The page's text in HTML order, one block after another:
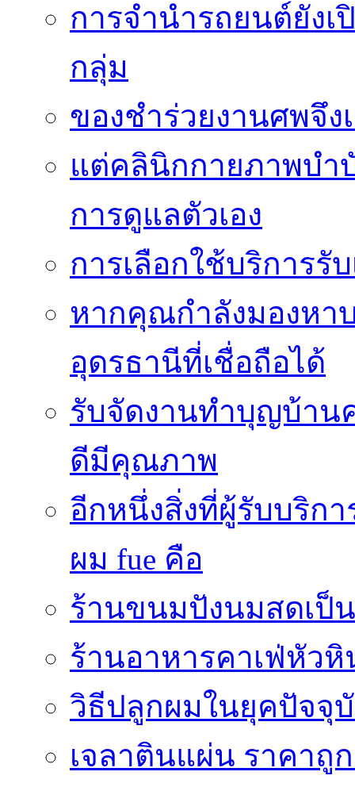
การจำนำรถยนต์ยัง
กลุ่ม
ของชำร่วยงานศพจึ
แต่คลินิกกายภาพบำ
การดูแลตัวเอง
การเลือกใช้บริการรั
หากคุณกำลังมองหา
อุดรธานีที่เชื่อถือได้
รับจัดงานทำบุญบ้าน
ดีมีคุณภาพ
อีกหนึ่งสิ่งที่ผู้รับบริก
ผม fue คือ
ร้านขนมปังนมสดเป็
ร้านอาหารคาเฟ่หัว
วิธีปลูกผมในยุคปัจจุ
เจลาตินแผ่น ราคาถู